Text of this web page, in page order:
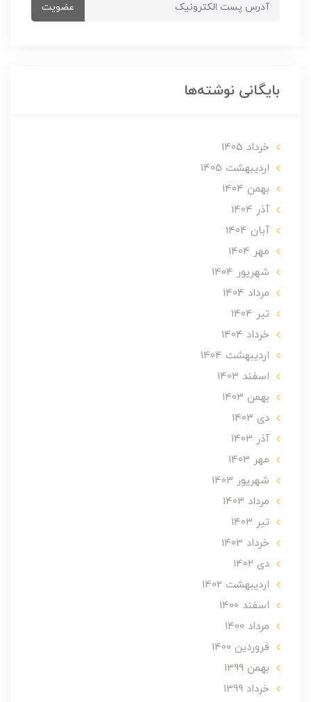
عضویت
بایگانی نوشته‌ها
خرداد 1405
ارديبهشت 1405
بهمن 1404
آذر 1404
آبان 1404
مهر 1404
شهریور 1404
مرداد 1404
تير 1404
خرداد 1404
ارديبهشت 1404
اسفند 1403
بهمن 1403
دی 1403
آذر 1403
مهر 1403
شهریور 1403
مرداد 1403
تير 1403
خرداد 1403
دی 1402
ارديبهشت 1402
اسفند 1400
مرداد 1400
فروردین 1400
بهمن 1399
خرداد 1399